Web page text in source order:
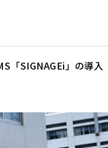
「SIGNAGEi」の導入